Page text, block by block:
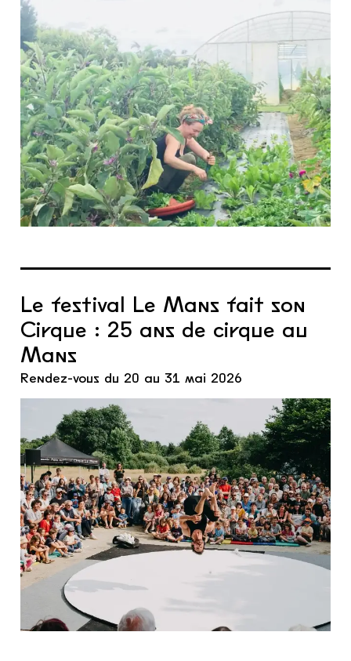
Le festival Le Mans fait son
Cirque : 25 ans de cirque au
Mans
Rendez-vous du 20 au 31 mai 2026